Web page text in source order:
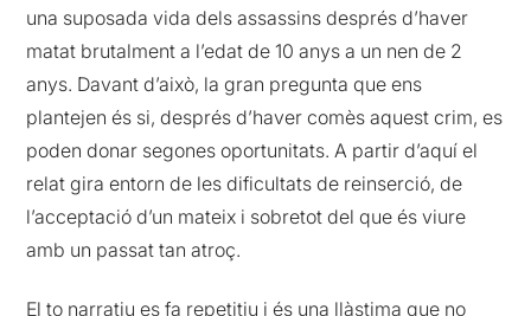
una suposada vida dels assassins després d’haver
matat brutalment a l’edat de 10 anys a un nen de 2
anys. Davant d’això, la gran pregunta que ens
plantejen és si, després d’haver comès aquest crim, es
poden donar segones oportunitats. A partir d’aquí el
relat gira entorn de les dificultats de reinserció, de
l’acceptació d’un mateix i sobretot del que és viure
amb un passat tan atroç.
El to narratiu es fa repetitiu i és una llàstima que no